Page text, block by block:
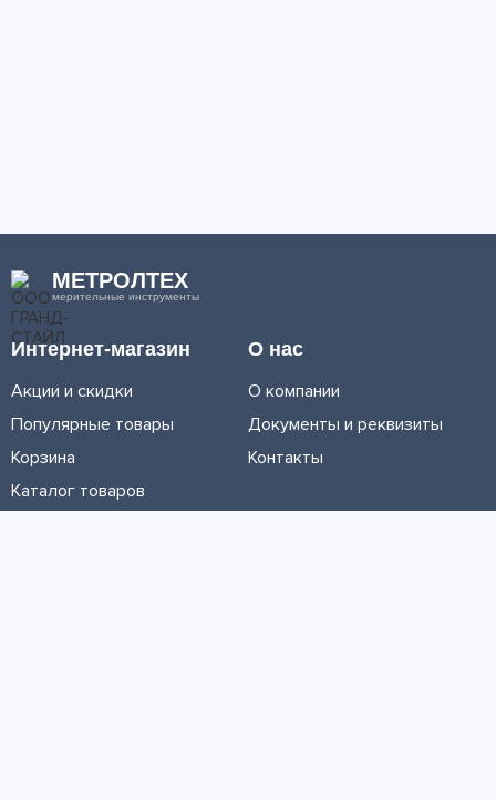
МЕТРОЛТЕХ
мерительные инструменты
Интернет-магазин
Акции и скидки
Популярные товары
Корзина
Каталог товаров
О нас
О компании
Документы и реквизиты
Контакты